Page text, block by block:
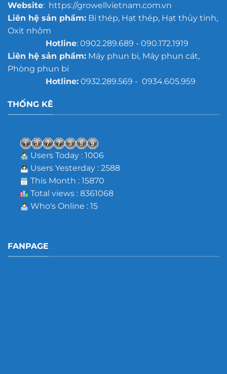
Website: https://growellvietnam.com.vn
Liên hệ sản phẩm:Bi thép, Hạt thép, Hạt thủy tinh,
Oxit nhôm
Hotline: 0902.289.689 - 090.172.1919
Liên hệ sản phẩm:Máy phun bi, Máy phun cát,
Phòng phun bi
Hotline:0932.289.569 - 0934.605.959
THỐNG KÊ
Users Today : 1006
Users Yesterday : 2588
This Month : 15870
Total views : 8361068
Who's Online : 15
FANPAGE